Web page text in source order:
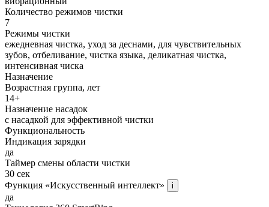
Количество режимов чистки
7
Режимы чистки
ежедневная чистка, уход за деснами, для чувствительных
зубов, отбеливание, чистка языка, деликатная чистка,
интенсивная чиска
Назначение
Возрастная группа, лет
14+
Назначение насадок
с насадкой для эффективной чистки
Функциональность
Индикация зарядки
да
Таймер смены области чистки
30 сек
Функция «Искусственный интеллект»
i
да